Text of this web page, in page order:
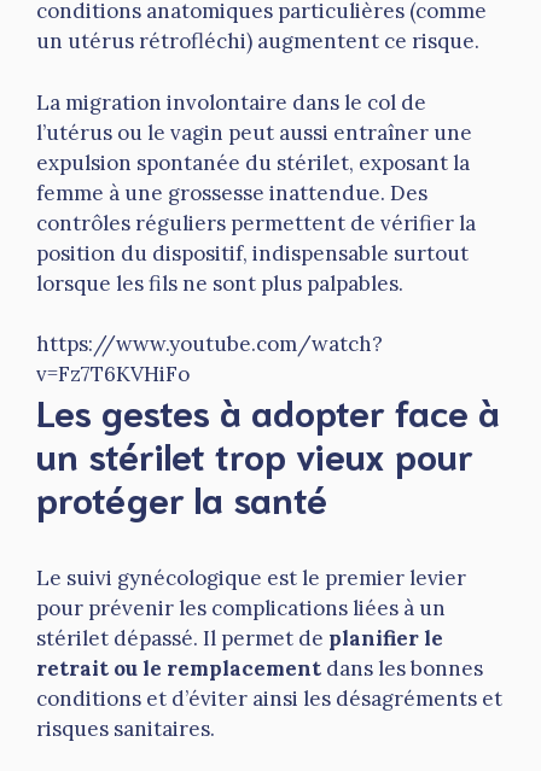
conditions anatomiques particulières (comme
un utérus rétrofléchi) augmentent ce risque.
La migration involontaire dans le col de
l’utérus ou le vagin peut aussi entraîner une
expulsion spontanée du stérilet, exposant la
femme à une grossesse inattendue. Des
contrôles réguliers permettent de vérifier la
position du dispositif, indispensable surtout
lorsque les fils ne sont plus palpables.
https://www.youtube.com/watch?
v=Fz7T6KVHiFo
Les gestes à adopter face à
un stérilet trop vieux pour
protéger la santé
Le suivi gynécologique est le premier levier
pour prévenir les complications liées à un
stérilet dépassé. Il permet de planifier le
retrait ou le remplacement dans les bonnes
conditions et d’éviter ainsi les désagréments et
risques sanitaires.